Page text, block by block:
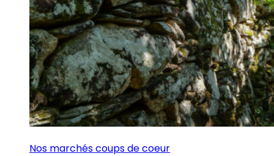
Nos marchés coups de coeur